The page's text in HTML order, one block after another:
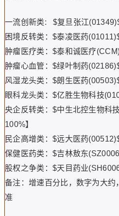
一流创新类: $复旦张江
困境反转类：$泰凌医药
肿瘤医疗类：$泰和诚医疗
肿瘤心血管：$绿叶制药
风湿龙头类：$朗生医药
眼科龙头类：$亿胜生物科技
央企反转类：$中生北控生物科
100%】
民企高增类：$远大医药
保健医药类：$吉林敖东
股权之争类：$天目药业
备注：增速百分比，数字为大
准